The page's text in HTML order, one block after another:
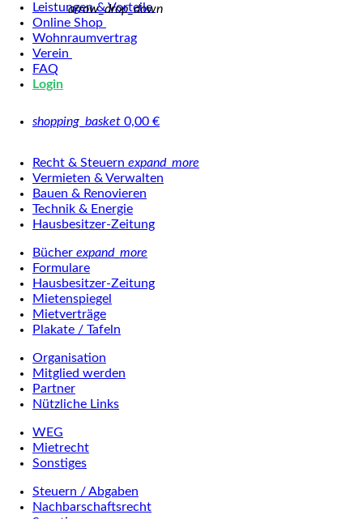
Leistungen & Vorteile
Online Shop
Wohnraumvertrag
Verein
arrow_drop_down
FAQ
Login
shopping_basket 0,00 €
Recht & Steuern expand_more
Vermieten & Verwalten
Bauen & Renovieren
Technik & Energie
Hausbesitzer-Zeitung
Bücher expand_more
Formulare
Hausbesitzer-Zeitung
Mietenspiegel
Mietverträge
Plakate / Tafeln
Organisation
Mitglied werden
Partner
Nützliche Links
WEG
Mietrecht
Sonstiges
Steuern / Abgaben
Nachbarschaftsrecht